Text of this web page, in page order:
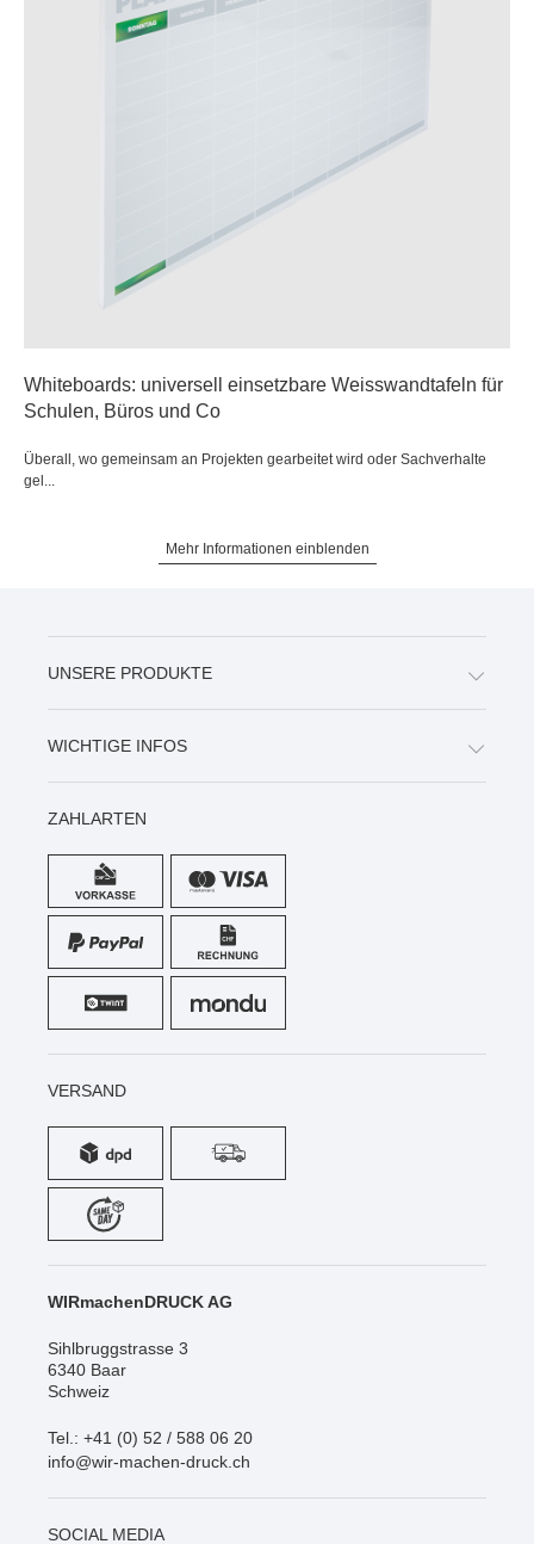
Whiteboards: universell einsetzbare Weisswandtafeln für
Schulen, Büros und Co
Überall, wo gemeinsam an Projekten gearbeitet wird oder Sachverhalte
gel...
Mehr Informationen einblenden
UNSERE PRODUKTE
WICHTIGE INFOS
ZAHLARTEN
VERSAND
WIRmachenDRUCK AG
Sihlbruggstrasse 3
6340 Baar
Schweiz
Tel.: +41 (0) 52 / 588 06 20
info@wir-machen-druck.ch
SOCIAL MEDIA